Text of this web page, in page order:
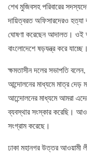
শেখ মুজিবসহ পরিবারের
দায়িত্বরত অফিসারদেরও
ঘোষণা করেছেন আদালত। ওই
বাংলোদেশে ষড়যন্ত্র করে
ক্ষমতাসীন দলের সভাপতি
আন্দোলনের মাধ্যমে মাত্র দেড়
আন্দেোলনের মাধ্যমে আমরা
ব্যবস্থার সংস্কার করেছি।
সংগ্রাম করেছে।
ঢাকা মহানগর উত্তর আওয়ামী